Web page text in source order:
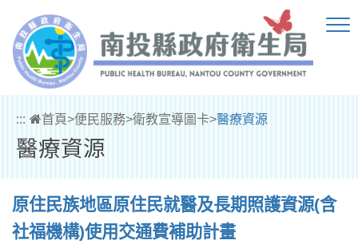
::: 首頁>便民服務>衛教宣導圖卡>醫療資源
醫療資源
原住民族地區原住民就醫及長期照護資源(含
社福機構)使用交通費補助計畫